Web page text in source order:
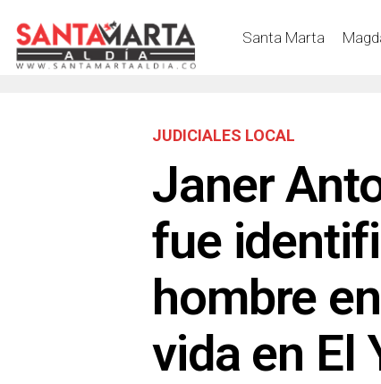
Santa Marta
JUDICIALES LOCAL
Janer
fue
hombre
vida en El